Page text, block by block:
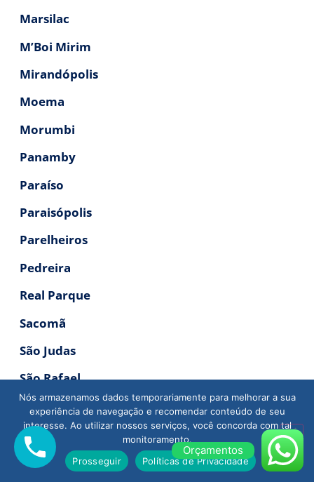
Marsilac
M’Boi Mirim
Mirandópolis
Moema
Morumbi
Panamby
Paraíso
Paraisópolis
Parelheiros
Pedreira
Real Parque
Sacomã
São Judas
São Rafael
Santo Amaro
Saúde
Vila Andrade
Orçamentos
Nós armazenamos dados temporariamente para melhorar a sua
experiência de navegação e recomendar conteúdo de seu
interesse. Ao utilizar nossos serviços, você concorda com tal
monitoramento.
Prosseguir
Políticas de Privacidade